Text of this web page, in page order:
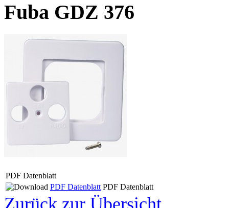
Fuba GDZ 376
PDF Datenblatt
PDF Datenblatt PDF Datenblatt
Zurück zur Übersicht